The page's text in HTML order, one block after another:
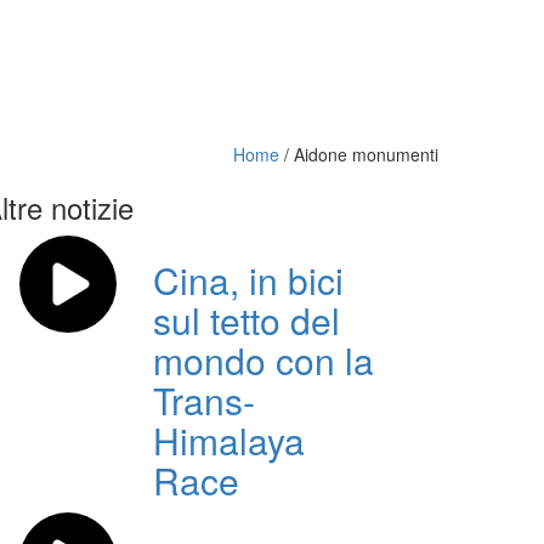
Home / Aidone monumenti
notizie
Cina, in bici
sul tetto del
mondo con la
Trans-
Himalaya
Race